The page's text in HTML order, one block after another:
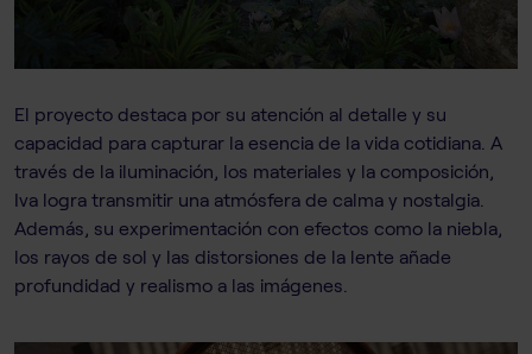
El proyecto destaca por su atención al detalle y su
capacidad para capturar la esencia de la vida cotidiana. A
través de la iluminación, los materiales y la composición,
Iva logra transmitir una atmósfera de calma y nostalgia.
Además, su experimentación con efectos como la niebla,
los rayos de sol y las distorsiones de la lente añade
profundidad y realismo a las imágenes.